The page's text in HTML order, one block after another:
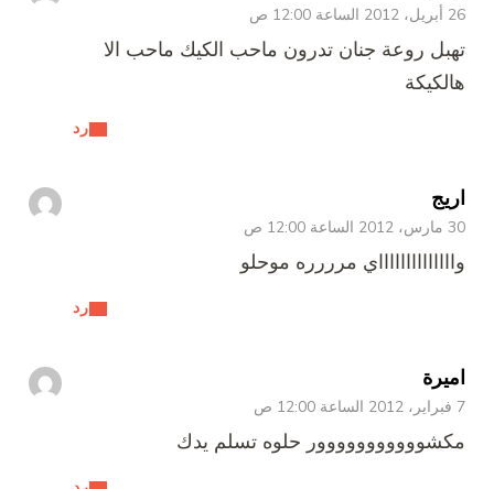
26 أبريل، 2012 الساعة 12:00 ص
رد
تهبل روعة جنان تدرون ماحب الكيك ماحب الا
هالكيكة
اريج
30 مارس، 2012 الساعة 12:00 ص
رد
وااااااااااااااي مرررره موحلو
اميرة
7 فبراير، 2012 الساعة 12:00 ص
مكشووووووووووور حلوه تسلم يدك